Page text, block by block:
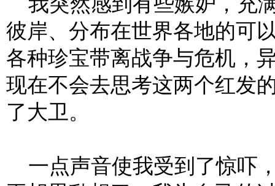
彼岸、分布在世界各地的可
各种珍宝带离战争与危机，
现在不会去思考这两个红发
了大卫。
一点声音使我受到了惊吓